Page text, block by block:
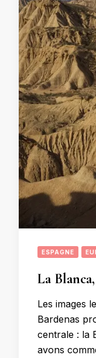
ESPAGNE
La
Les images
Bardenas
centrale : la
avons